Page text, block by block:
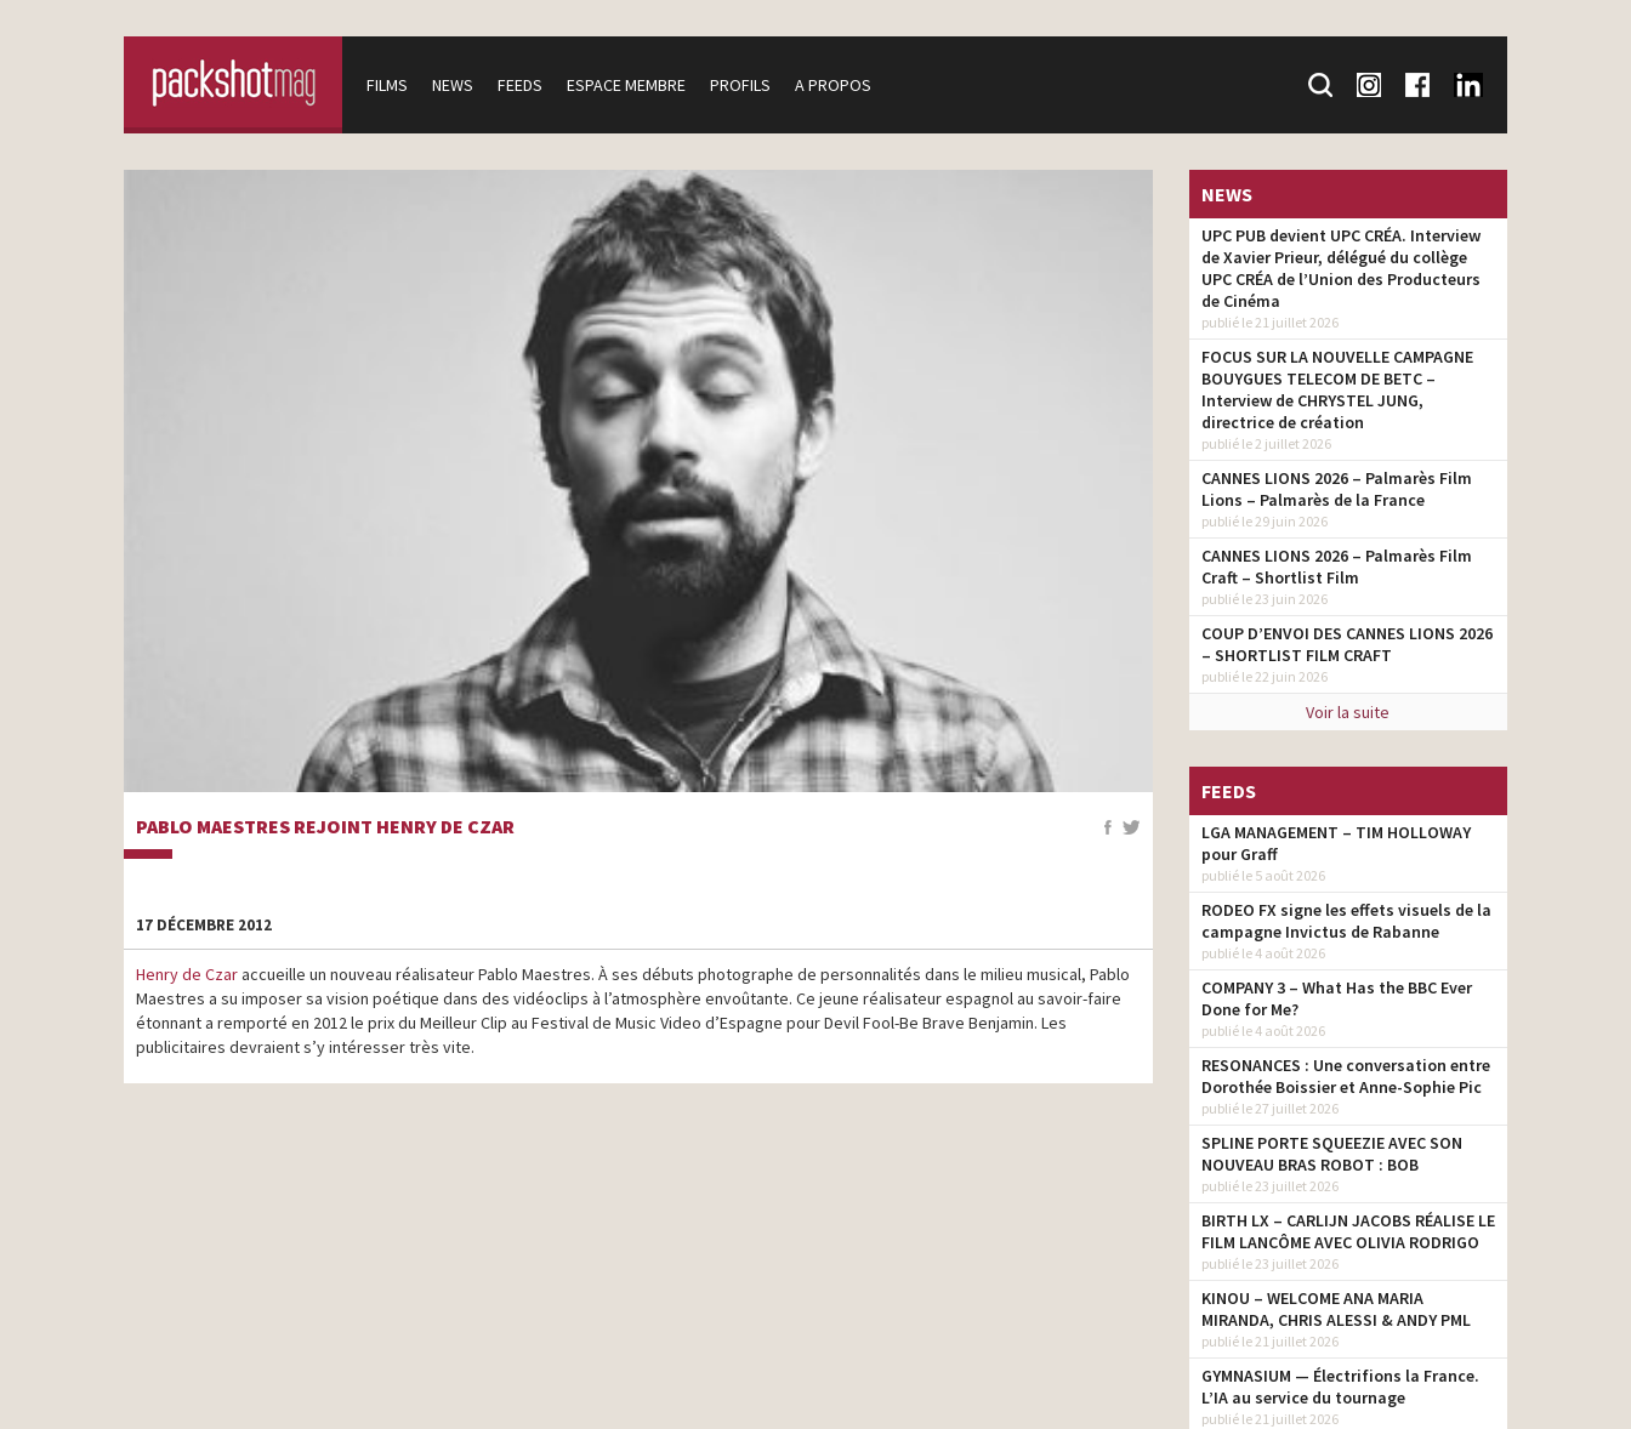
FILMS NEWS FEEDS ESPACE MEMBRE PROFILS A PROPOS
PABLO MAESTRES REJOINT HENRY DE CZAR
17 DÉCEMBRE 2012
Henry de Czaraccueille un nouveau réalisateur Pablo Maestres. À ses débuts photographe de personnalités dans le milieu musical, Pablo
Maestres a su imposer sa vision poétique dans des vidéoclips à l’atmosphère envoûtante. Ce jeune réalisateur espagnol au savoir-faire
étonnant a remporté en 2012 le prix du Meilleur Clip au Festival de Music Video d’Espagne pour Devil Fool-Be Brave Benjamin. Les
publicitaires devraient s’y intéresser très vite.
NEWS
UPC PUB devient UPC CRÉA. Interview
de Xavier Prieur, délégué du collège
UPC CRÉA de l’Union des Producteurs
de Cinéma
publié le 21 juillet 2026
FOCUS SUR LA NOUVELLE CAMPAGNE
BOUYGUES TELECOM DE BETC –
Interview de CHRYSTEL JUNG,
directrice de création
publié le 2 juillet 2026
CANNES LIONS 2026 – Palmarès Film
Lions – Palmarès de la France
publié le 29 juin 2026
CANNES LIONS 2026 – Palmarès Film
Craft – Shortlist Film
publié le 23 juin 2026
COUP D’ENVOI DES CANNES LIONS 2026
– SHORTLIST FILM CRAFT
publié le 22 juin 2026
Voir la suite
FEEDS
LGA MANAGEMENT – TIM HOLLOWAY
pour Graff
publié le 5 août 2026
RODEO FX signe les effets visuels de la
campagne Invictus de Rabanne
publié le 4 août 2026
COMPANY 3 – What Has the BBC Ever
Done for Me?
publié le 4 août 2026
RESONANCES : Une conversation entre
Dorothée Boissier et Anne-Sophie Pic
publié le 27 juillet 2026
SPLINE PORTE SQUEEZIE AVEC SON
NOUVEAU BRAS ROBOT : BOB
publié le 23 juillet 2026
BIRTH LX – CARLIJN JACOBS RÉALISE LE
FILM LANCÔME AVEC OLIVIA RODRIGO
publié le 23 juillet 2026
KINOU – WELCOME ANA MARIA
MIRANDA, CHRIS ALESSI & ANDY PML
publié le 21 juillet 2026
GYMNASIUM — Électrifions la France.
L’IA au service du tournage
publié le 21 juillet 2026